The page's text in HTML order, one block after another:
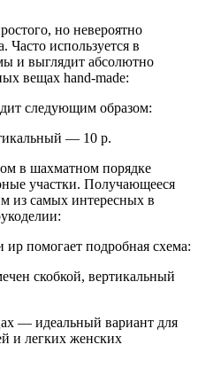
но невероятно
Часто используется в
и выглядит абсолютно
вещах hand-made:
следующим образом:
— 10 р.
в шахматном порядке
участки. Получающееся
из самых интересных в
ир помогает подробная схема:
скобкой, вертикальный
— идеальный вариант для
и легких женских